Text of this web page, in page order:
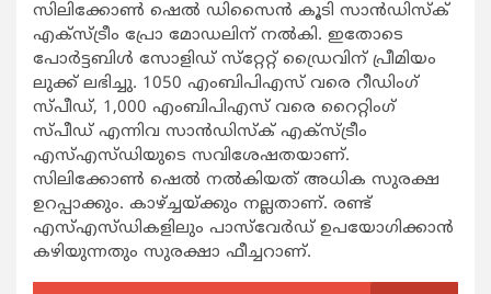
സിലിക്കോണ്‍ ഷെല്‍ ഡിസൈന്‍ കൂടി സാന്‍ഡിസ്‌ക്
എക്‌സ്ട്രീം പ്രോ മോഡലിന് നല്‍കി. ഇതോടെ
പോര്‍ട്ടബിള്‍ സോളിഡ് സ്‌റ്റേറ്റ് ഡ്രൈവിന് പ്രീമിയം
ലുക്ക് ലഭിച്ചു. 1050 എംബിപിഎസ് വരെ റീഡിംഗ്
സ്പീഡ്, 1,000 എംബിപിഎസ് വരെ റൈറ്റിംഗ്
സ്പീഡ് എന്നിവ സാന്‍ഡിസ്‌ക് എക്‌സ്ട്രീം
എസ്എസ്ഡിയുടെ സവിശേഷതയാണ്.
സിലിക്കോണ്‍ ഷെല്‍ നല്‍കിയത് അധിക സുരക്ഷ
ഉറപ്പാക്കും. കാഴ്ച്ചയ്ക്കും നല്ലതാണ്. രണ്ട്
എസ്എസ്ഡികളിലും പാസ്‌വേര്‍ഡ് ഉപയോഗിക്കാന്‍
കഴിയുന്നതും സുരക്ഷാ ഫീച്ചറാണ്.